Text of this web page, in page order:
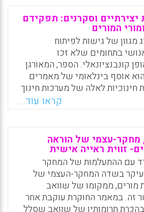
Email
X
יצירתיים וסקרנים: תפקידם
המורים
מגוון של גישות לפיתוח
בתחומים שלא זכו
קונבנציונאלי. הספר, המאורגן
אוסף בינלאומי של מאמרים
לאלה של מערכות חינוך
אחריותיות מסוכנת למדי. יחד,
הפרקים בחלק הראשון של הספר "Cultivating
Curious and Creative Minds" מספקים תובנות
חשיבות הטיפוח של מוחות
בבתי הספר. המחברים מאירים
להגיע ליצירתיות וסקרנות
ברעיונות מסוימים הנוגעים
בהקשרים וסיטואציות
מסוימים, לרבות בתחומי הכשרת המורים ( Craig
and Louise F.
קראו עוד...
מחקר-עצמי של הוראה
זווית ראייה אישית
עם ההתעלמות של המחקר
בשדה המחקר-העצמי של
מורים, ממקומו של שוואב
זה. במאמר החוקרת עוקבת אחר